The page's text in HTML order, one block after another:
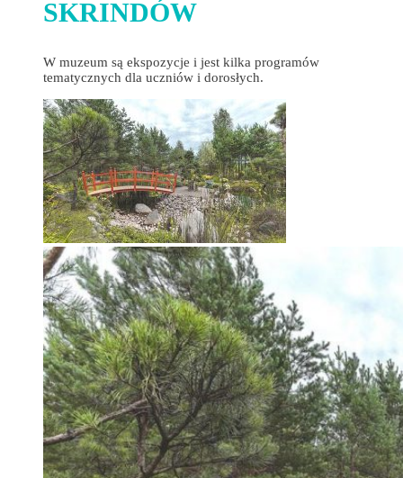
SKRINDÓW
W muzeum są ekspozycje i jest kilka programów
tematycznych dla uczniów i dorosłych.